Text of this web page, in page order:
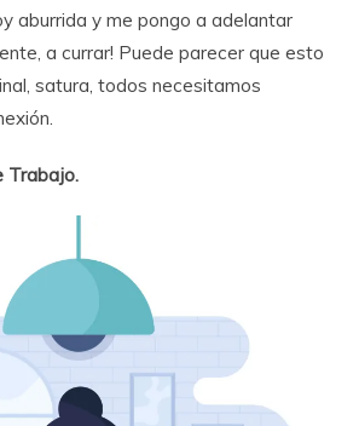
aburrida y me pongo a adelantar
a currar! Puede parecer que esto
satura, todos necesitamos
Trabajo.